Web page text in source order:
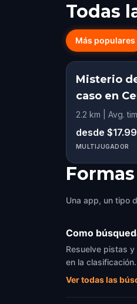
Todas
Más populares
Misterio
caso en
2.2 km | Avg.
desde $17.99
MULTIJUGADOR
Una app, un tipo
Como
Resuelve pistas
en la clasificación.
Ver todas las